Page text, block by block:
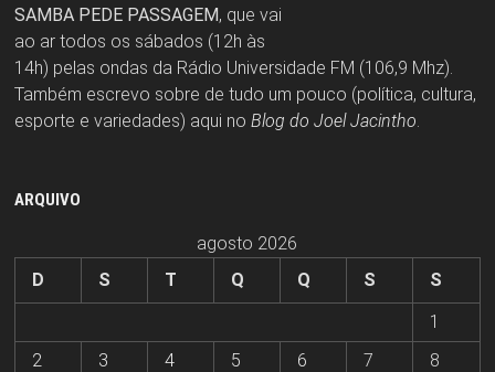
SAMBA PEDE PASSAGEM, que vai
ao ar todos os sábados (12h às
14h) pelas ondas da Rádio Universidade FM (106,9 Mhz).
Também escrevo sobre de tudo um pouco (política, cultura,
esporte e variedades) aqui no Blog do Joel Jacintho
ARQUIVO
agosto 2026
D
S T Q Q S
S
1
2
3 4 5 6 7
8